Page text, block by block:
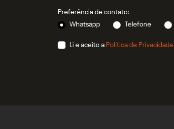
Preferência de contato:
Whatsapp
Telefone
Li e aceito a Política de Privacidade